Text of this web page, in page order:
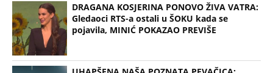
DRAGANA KOSJERINA PONOVO ŽIVA VATRA:
Gledaoci RTS-a ostali u ŠOKU kada se
pojavila, MINIĆ POKAZAO PREVIŠE